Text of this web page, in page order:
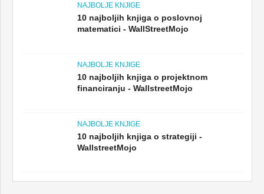
NAJBOLJE KNJIGE
10 najboljih knjiga o poslovnoj
matematici - WallStreetMojo
NAJBOLJE KNJIGE
10 najboljih knjiga o projektnom
financiranju - WallstreetMojo
NAJBOLJE KNJIGE
10 najboljih knjiga o strategiji -
WallstreetMojo